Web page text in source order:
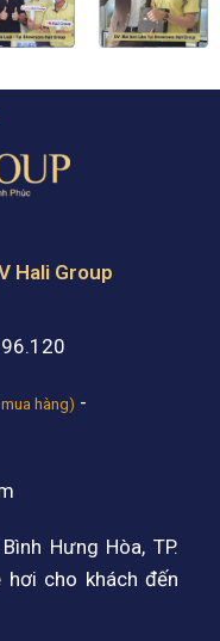
Hali Group
hàng) -
Hưng Hòa, TP.
hơi cho khách đến